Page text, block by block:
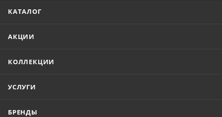
КАТАЛОГ
АКЦИИ
КОЛЛЕКЦИИ
УСЛУГИ
БРЕНДЫ